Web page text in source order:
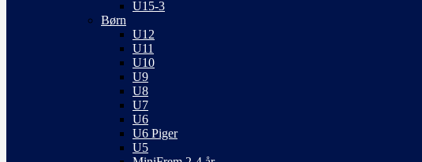
U15-3
Børn
U12
U11
U10
U9
U8
U7
U6
U6 Piger
U5